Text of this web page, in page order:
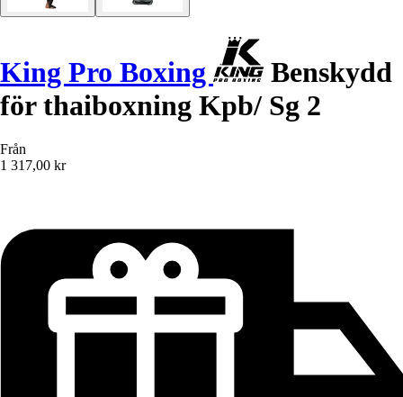
King Pro Boxing
Benskydd
för thaiboxning Kpb/ Sg 2
Från
1 317,00 kr